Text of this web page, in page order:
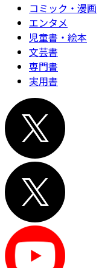
コミック・漫画
エンタメ
児童書・絵本
文芸書
専門書
実用書